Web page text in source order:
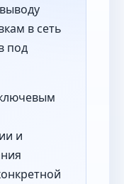
в сеть
под
и